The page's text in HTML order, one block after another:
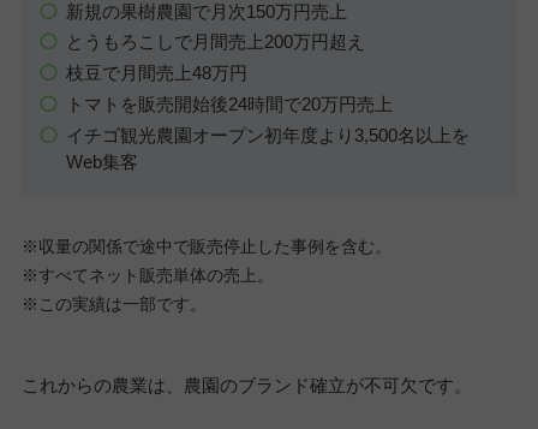
新規の果樹農園で月次150万円売上
とうもろこしで月間売上200万円超え
枝豆で月間売上48万円
トマトを販売開始後24時間で20万円売上
イチゴ観光農園オープン初年度より3,500名以上を
Web集客
※収量の関係で途中で販売停止した事例を含む。
※すべてネット販売単体の売上。
※この実績は一部です。
これからの農業は、農園のブランド確立が不可欠です。